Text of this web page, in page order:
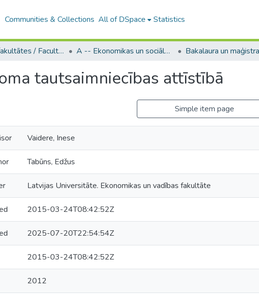
Communities & Collections All of DSpace Statistics
B4 – LU fakultātes / Faculties of the UL A -- Ekonomikas un sociālo zinātņu fakultāte / Faculty of Economics and Social Sciences
tautsaimniecības attīstībā
Simple item page
Vaidere, Inese
Tabūns, Edžus
Latvijas Universitāte. Ekonomikas un vadības fakultāte
2015-03-24T08:42:52Z
2025-07-20T22:54:54Z
2015-03-24T08:42:52Z
2012